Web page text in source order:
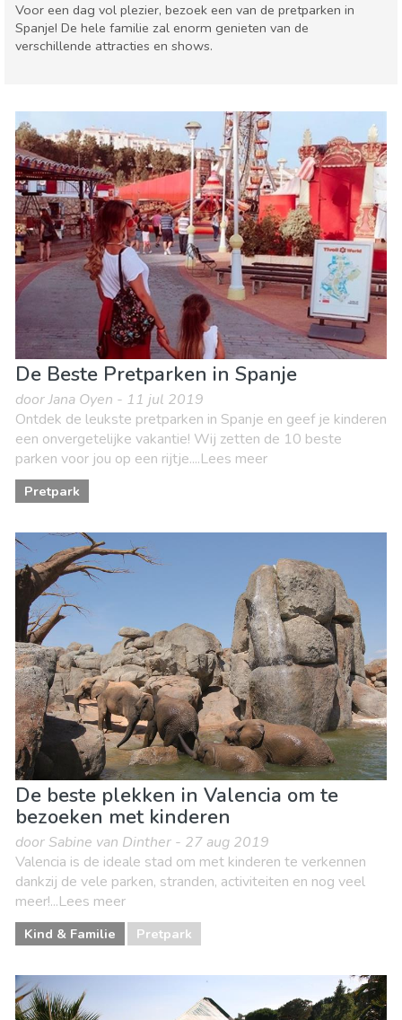
Voor een dag vol plezier, bezoek een van de pretparken in
Spanje! De hele familie zal enorm genieten van de
verschillende attracties en shows.
Eten & Restaurants
Kind & Familie
Lokale evenementen
Museum & Kunst
Nachtleven & bars
Natuur & buitenactiviteiten
Sport & avontuur
Stranden
Winkelen
Waar verblijven
De Beste Pretparken in Spanje
door Jana Oyen - 11 jul 2019
Ontdek de leukste pretparken in Spanje en geef je kinderen
een onvergetelijke vakantie! Wij zetten de 10 beste
parken voor jou op een rijtje....Lees meer
Pretpark
De beste plekken in Valencia om te
bezoeken met kinderen
door Sabine van Dinther - 27 aug 2019
Valencia is de ideale stad om met kinderen te verkennen
dankzij de vele parken, stranden, activiteiten en nog veel
meer!...Lees meer
Kind & Familie Pretpark